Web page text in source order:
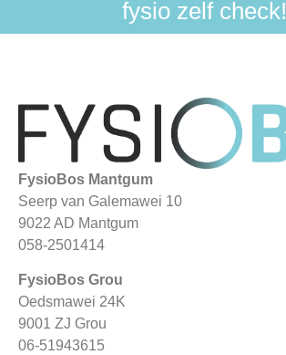
fysio zelf check!
FysioBos Mantgum
Seerp van Galemawei 10
9022 AD Mantgum
058-2501414
FysioBos Grou
Oedsmawei 24K
9001 ZJ Grou
06-51943615